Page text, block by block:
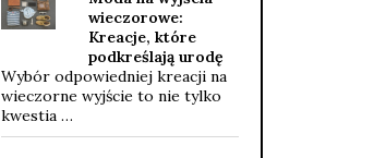
wieczorowe:
Kreacje, które
podkreślają urodę
Wybór odpowiedniej kreacji na
wieczorne wyjście to nie tylko
kwestia …